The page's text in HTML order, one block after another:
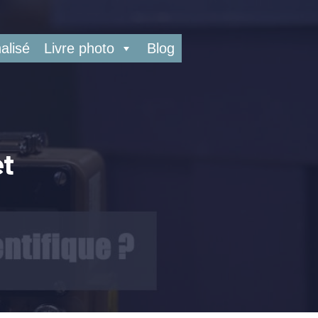
Livre photo Blog